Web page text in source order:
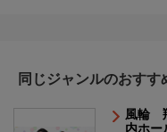
同じジャンルのおすす
風輪
内ホー